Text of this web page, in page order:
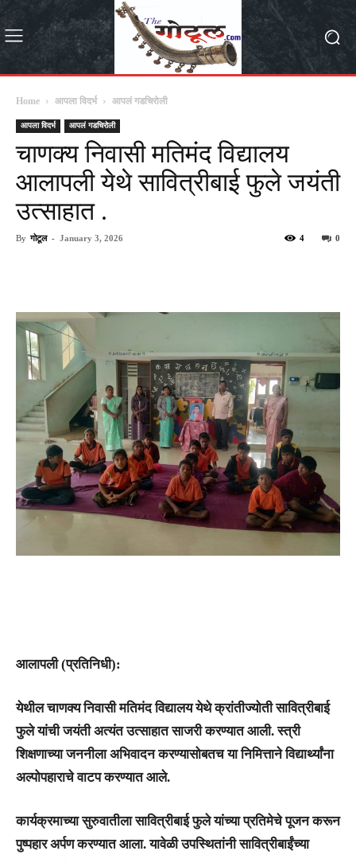
Home आपला विदर्भ आपलं गडचिरोली
आपला विदर्भ आपलं गडचिरोली
चाणक्य निवासी मतिमंद विद्यालय
आलापली येथे सावित्रीबाई फुले जयंती
उत्साहात .
By गोटूल - January 3, 2026 0
4
आलापली (प्रतिनिधी):
येथीलचाणक्य निवासी मतिमंद विद्यालययेथे क्रांतीज्योती सावित्रीबाई
फुले यांची जयंती अत्यंत उत्साहात साजरी करण्यात आली. स्त्री
शिक्षणाच्या जननीला अभिवादन करण्यासोबतच या निमित्ताने विद्यार्थ्यांना
अल्पोपहाराचे वाटप करण्यात आले.
​कार्यक्रमाच्या सुरुवातीला सावित्रीबाई फुले यांच्या प्रतिमेचे पूजन करून
पुष्पहार अर्पण करण्यात आला. यावेळी उपस्थितांनी सावित्रीबाईंच्या